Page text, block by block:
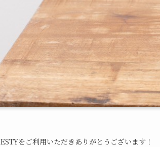
をご利用いただきありがとうございます！